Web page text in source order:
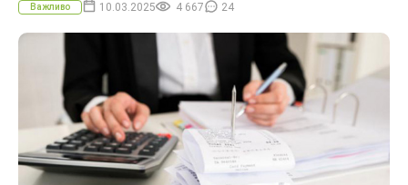
Важливо 10.03.2025 4 667 24